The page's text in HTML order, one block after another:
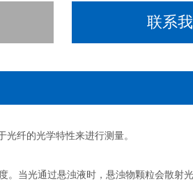
联系
纤的光学特性来进行测量。
当光通过悬浊液时，悬浊物颗粒会散射